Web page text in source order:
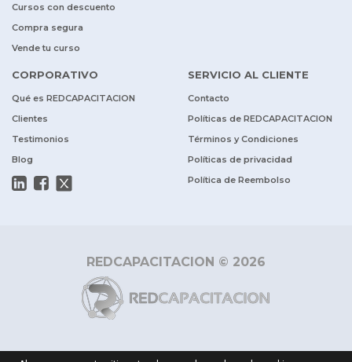
Cursos con descuento
Compra segura
Vende tu curso
CORPORATIVO
Qué es REDCAPACITACION
Clientes
Testimonios
Blog
SERVICIO AL CLIENTE
Contacto
Políticas de REDCAPACITACION
Términos y Condiciones
Políticas de privacidad
Política de Reembolso
REDCAPACITACION © 2026